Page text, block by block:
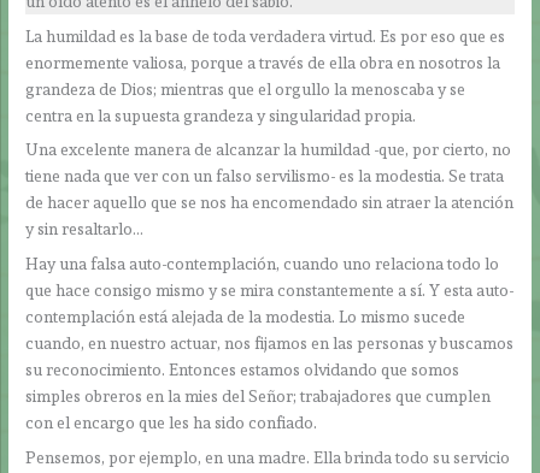
La humildad es la base de toda verdadera virtud. Es por eso que es
enormemente valiosa, porque a través de ella obra en nosotros la
grandeza de Dios; mientras que el orgullo la menoscaba y se
centra en la supuesta grandeza y singularidad propia.
Una excelente manera de alcanzar la humildad -que, por cierto, no
tiene nada que ver con un falso servilismo- es la modestia. Se trata
de hacer aquello que se nos ha encomendado sin atraer la atención
y sin resaltarlo…
Hay una falsa auto-contemplación, cuando uno relaciona todo lo
que hace consigo mismo y se mira constantemente a sí. Y esta auto-
contemplación está alejada de la modestia. Lo mismo sucede
cuando, en nuestro actuar, nos fijamos en las personas y buscamos
su reconocimiento. Entonces estamos olvidando que somos
simples obreros en la mies del Señor; trabajadores que cumplen
con el encargo que les ha sido confiado.
Pensemos, por ejemplo, en una madre. Ella brinda todo su servicio